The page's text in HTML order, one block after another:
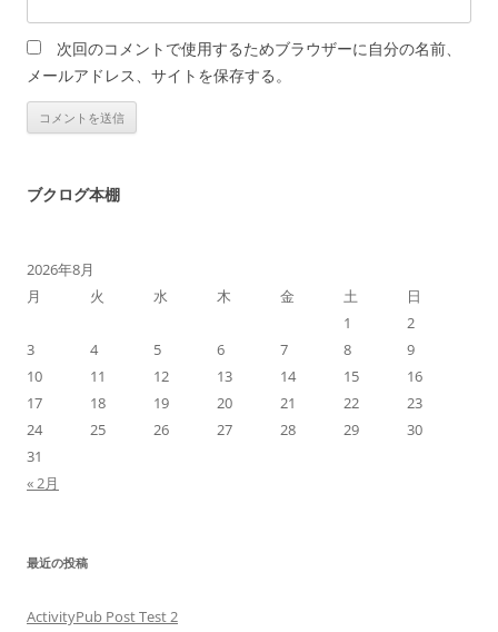
次回のコメントで使用するためブラウザーに自分の名前、
メールアドレス、サイトを保存する。
ブクログ本棚
2026年8月
月
火 水 木 金 土
日
1
2
3
4 5 6 7 8
9
10
11 12 13 14 15
16
17
18 19 20 21 22
23
24
25 26 27 28 29
30
31
« 2月
最近の投稿
ActivityPub Post Test 2